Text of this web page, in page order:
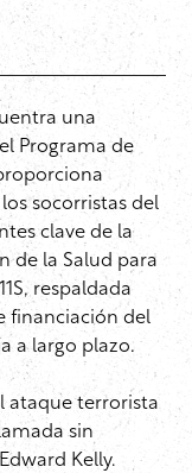
una
Programa de
socorristas del
clave de la
de la Salud para
respaldada
financiación del
a largo plazo.
ataque terrorista
sin
Kelly.